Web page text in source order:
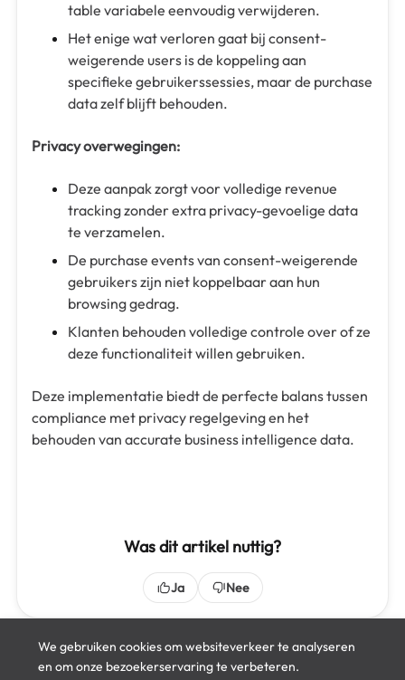
We gebruiken cookies om websiteverkeer te analyseren
en om onze bezoekerservaring te verbeteren.
table variabele eenvoudig verwijderen.
Het enige wat verloren gaat bij consent-
weigerende users is de koppeling aan
specifieke gebruikerssessies, maar de purchase
data zelf blijft behouden.
Privacy overwegingen:
Deze aanpak zorgt voor volledige revenue
tracking zonder extra privacy-gevoelige data
te verzamelen.
De purchase events van consent-weigerende
gebruikers zijn niet koppelbaar aan hun
browsing gedrag.
Klanten behouden volledige controle over of ze
deze functionaliteit willen gebruiken.
Deze implementatie biedt de perfecte balans tussen
compliance met privacy regelgeving en het
behouden van accurate business intelligence data.
Was dit artikel nuttig?
Ja Nee